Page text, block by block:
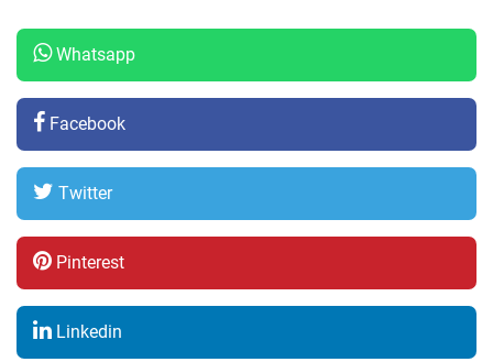
Whatsapp
Facebook
Twitter
Pinterest
Linkedin